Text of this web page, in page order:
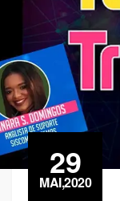
29
MAI,2020